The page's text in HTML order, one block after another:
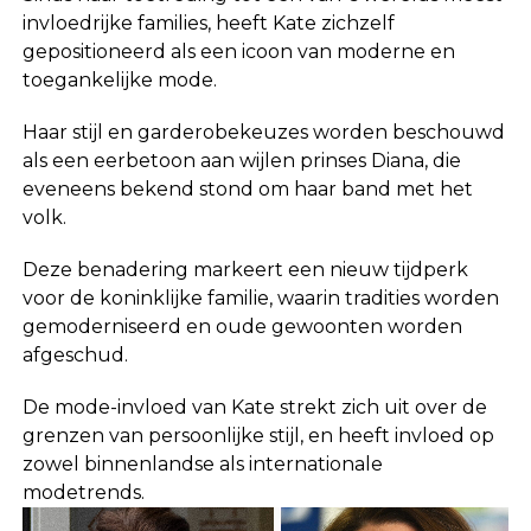
invloedrijke families, heeft Kate zichzelf
gepositioneerd als een icoon van moderne en
toegankelijke mode.
Haar stijl en garderobekeuzes worden beschouwd
als een eerbetoon aan wijlen prinses Diana, die
eveneens bekend stond om haar band met het
volk.
Deze benadering markeert een nieuw tijdperk
voor de koninklijke familie, waarin tradities worden
gemoderniseerd en oude gewoonten worden
afgeschud.
De mode-invloed van Kate strekt zich uit over de
grenzen van persoonlijke stijl, en heeft invloed op
zowel binnenlandse als internationale
modetrends.